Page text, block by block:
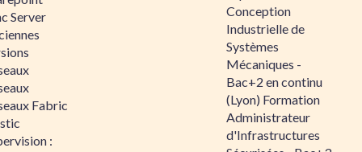
Server
Fabric
:
Conception
Industrielle de
Systèmes
Mécaniques -
Bac+2 en continu
(Lyon) Formation
Administrateur
d'Infrastructures